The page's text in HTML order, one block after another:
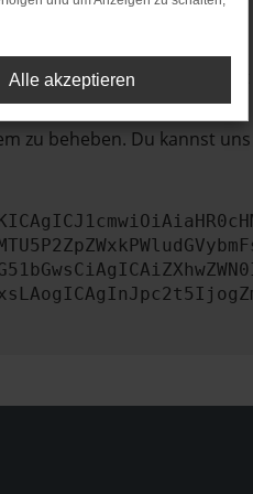
nicht mehr
zu beheben. Du kannst
Alle akzeptieren